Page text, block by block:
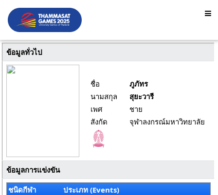
ข้อมูลทั่วไป
ชื่อ
ภูภัทร
นามสกุล
สุยะวารี
เพศ
ชาย
สังกัด
จุฬาลงกรณ์มหาวิทยาลัย
ข้อมูลการแข่งขัน
ชนิดกีฬา
ประเภท (Events)